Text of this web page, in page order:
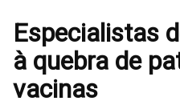
Especialistas
à quebra de
vacinas